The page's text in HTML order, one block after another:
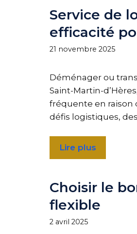
Service de
efficacité
21 novembre 2025
Déménager ou
Saint-Martin-
fréquente en raison
défis logistiques,
Lire plus
Choisir le
flexible
2 avril 2025